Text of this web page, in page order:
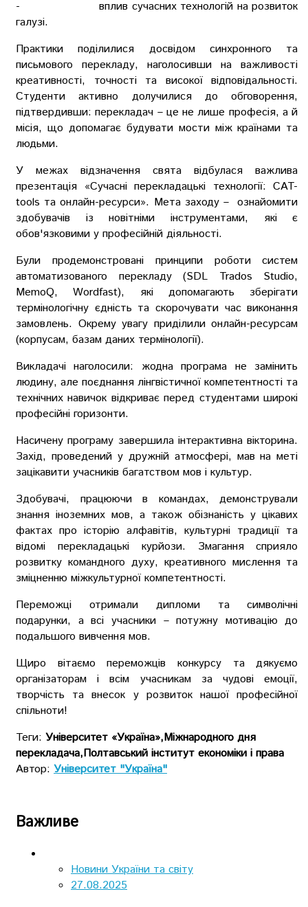
- вплив сучасних технологій на розвиток
галузі.
Практики поділилися досвідом синхронного та
письмового перекладу, наголосивши на важливості
креативності, точності та високої відповідальності.
Студенти активно долучилися до обговорення,
підтвердивши: перекладач – це не лише професія, а й
місія, що допомагає будувати мости між країнами та
людьми.
У межах відзначення свята відбулася важлива
презентація «Сучасні перекладацькі технології: CAT-
tools та онлайн-ресурси». Мета заходу – ознайомити
здобувачів із новітніми інструментами, які є
обов'язковими у професійній діяльності.
Були продемонстровані принципи роботи систем
автоматизованого перекладу (SDL Trados Studio,
MemoQ, Wordfast), які допомагають зберігати
термінологічну єдність та скорочувати час виконання
замовлень. Окрему увагу приділили онлайн-ресурсам
(корпусам, базам даних термінології).
Викладачі наголосили: жодна програма не замінить
людину, але поєднання лінгвістичної компетентності та
технічних навичок відкриває перед студентами широкі
професійні горизонти.
Насичену програму завершила інтерактивна вікторина.
Захід, проведений у дружній атмосфері, мав на меті
зацікавити учасників багатством мов і культур.
Здобувачі, працюючи в командах, демонстрували
знання іноземних мов, а також обізнаність у цікавих
фактах про історію алфавітів, культурні традиції та
відомі перекладацькі курйози. Змагання сприяло
розвитку командного духу, креативного мислення та
зміцненню міжкультурної компетентності.
Переможці отримали дипломи та символічні
подарунки, а всі учасники – потужну мотивацію до
подальшого вивчення мов.
Щиро вітаємо переможців конкурсу та дякуємо
організаторам і всім учасникам за чудові емоції,
творчість та внесок у розвиток нашої професійної
спільноти!
Теги: Університет «Україна»,Міжнародного дня
перекладача,Полтавський інститут економіки і права
Автор: Університет "Україна"
Важливе
Новини України та світу
27.08.2025